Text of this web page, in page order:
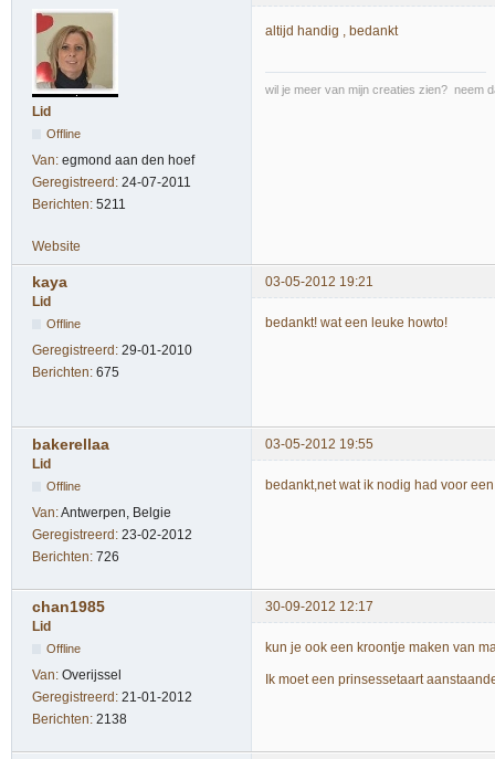
Lid
Offline
Van: egmond aan den hoef
Geregistreerd: 24-07-2011
Berichten: 5211
altijd handig , bedankt
wil je meer van mijn creaties zien? neem
Website
kaya
03-05-2012 19:21
Lid
Offline
Geregistreerd: 29-01-2010
Berichten: 675
bedankt! wat een leuke howto!
bakerellaa
03-05-2012 19:55
Lid
Offline
Van:Antwerpen, Belgie
Geregistreerd: 23-02-2012
Berichten: 726
bedankt,net wat ik nodig had voor
chan1985
30-09-2012 12:17
Lid
Offline
Van: Overijssel
Geregistreerd: 21-01-2012
Berichten: 2138
kun je ook een kroontje maken van
Ik moet een prinsessetaart